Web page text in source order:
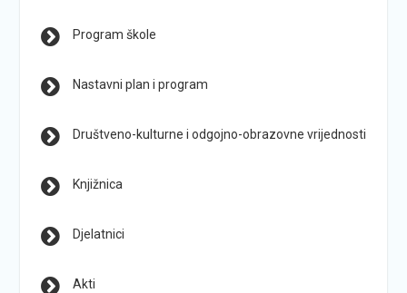
Program škole
Nastavni plan i program
Društveno-kulturne i odgojno-obrazovne vrijednosti
Knjižnica
Djelatnici
Akti